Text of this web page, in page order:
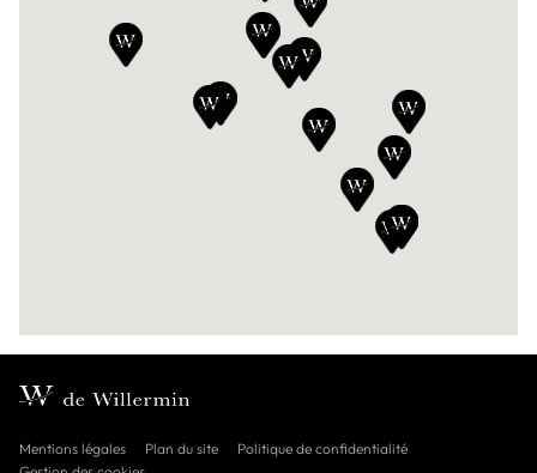
DE WILLERMIN AVIGNON
162A Avenue Pierre Semard, 84000, Avignon
Voir la concession
Mentions légales Plan du site
Politique de confidentialité